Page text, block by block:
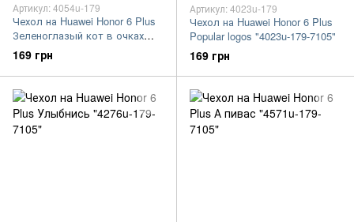
Артикул: 4054u-179
Чехол на Huawei Honor 6 Plus
Зеленоглазый кот в очках
"4054u-179-7105"
169 грн
Артикул: 4023u-179
Чехол на Huawei Honor 6 Plus
Popular logos "4023u-179-7105"
169 грн